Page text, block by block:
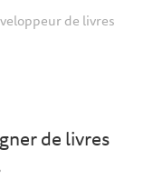
de livres
de livres